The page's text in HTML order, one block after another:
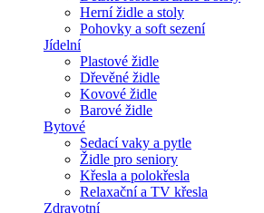
Herní židle a stoly
Pohovky a soft sezení
Jídelní
Plastové židle
Dřevěné židle
Kovové židle
Barové židle
Bytové
Sedací vaky a pytle
Židle pro seniory
Křesla a polokřesla
Relaxační a TV křesla
Zdravotní